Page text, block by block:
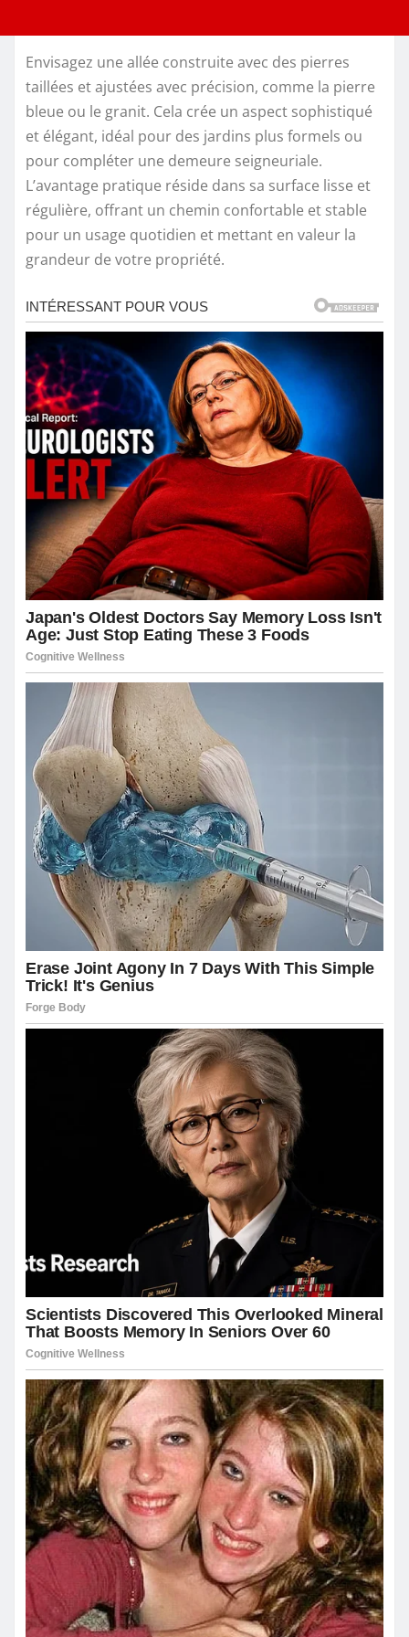
Envisagez une allée construite avec des pierres
taillées et ajustées avec précision, comme la pierre
bleue ou le granit. Cela crée un aspect sophistiqué
et élégant, idéal pour des jardins plus formels ou
pour compléter une demeure seigneuriale.
L’avantage pratique réside dans sa surface lisse et
régulière, offrant un chemin confortable et stable
pour un usage quotidien et mettant en valeur la
grandeur de votre propriété.